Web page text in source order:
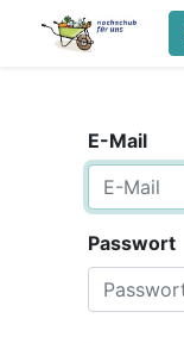
E-Mail
Passwort